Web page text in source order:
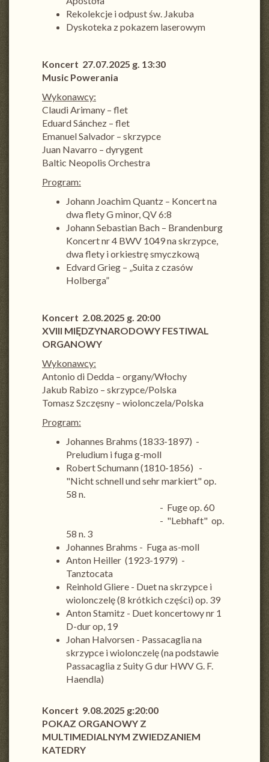
Rekolekcje i odpust św. Jakuba
Dyskoteka z pokazem laserowym
Koncert 27.07.2025 g. 13:30
Music Powerania
Wykonawcy:
Claudi Arimany – flet
Eduard Sánchez – flet
Emanuel Salvador – skrzypce
Juan Navarro – dyrygent
Baltic Neopolis Orchestra
Program:
Johann Joachim Quantz – Koncert na
dwa flety G minor, QV 6:8
Johann Sebastian Bach – Brandenburg
Koncert nr 4 BWV 1049 na skrzypce,
dwa flety i orkiestrę smyczkową
Edvard Grieg – „Suita z czasów
Holberga”
Koncert 2.08.2025 g. 20:00
XVIII MIĘDZYNARODOWY FESTIWAL
ORGANOWY
Wykonawcy:
Antonio di Dedda – organy/Włochy
Jakub Rabizo – skrzypce/Polska
Tomasz Szczęsny – wiolonczela/Polska
Program:
Johannes Brahms (1833-1897) -
Preludium i fuga g-moll
Robert Schumann (1810-1856) -
"Nicht schnell und sehr markiert" op.
58 n.
- Fuge op. 60
- "Lebhaft" op.
58 n. 3
Johannes Brahms - Fuga as-moll
Anton Heiller (1923-1979) -
Tanztocata
Reinhold Gliere - Duet na skrzypce i
wiolonczelę (8 krótkich części) op. 39
Anton Stamitz - Duet koncertowy nr 1
D-dur op, 19
Johan Halvorsen - Passacaglia na
skrzypce i wiolonczelę (na podstawie
Passacaglia z Suity G dur HWV G. F.
Haendla)
Koncert 9.08.2025 g:20:00
POKAZ ORGANOWY Z
MULTIMEDIALNYM ZWIEDZANIEM
KATEDRY